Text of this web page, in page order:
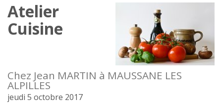
Atelier
Cuisine
Chez Jean MARTIN à MAUSSANE LES
ALPILLES
jeudi 5 octobre 2017